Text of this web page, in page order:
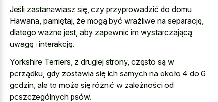
Jeśli zastanawiasz się, czy przyprowadzić do domu
Hawana, pamiętaj, że mogą być wrażliwe na separację,
dlatego ważne jest, aby zapewnić im wystarczającą
uwagę i interakcję.
Yorkshire Terriers, z drugiej strony, często są w
porządku, gdy zostawia się ich samych na około 4 do 6
godzin, ale to może się różnić w zależności od
poszczególnych psów.